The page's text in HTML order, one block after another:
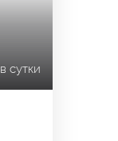
в сутки